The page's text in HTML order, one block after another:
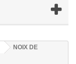
NOIX DE